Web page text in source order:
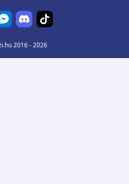
2016 - 2026